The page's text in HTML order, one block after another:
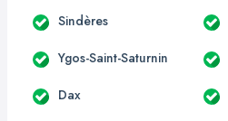
Sindères
Ygos-Saint-Saturnin
Dax